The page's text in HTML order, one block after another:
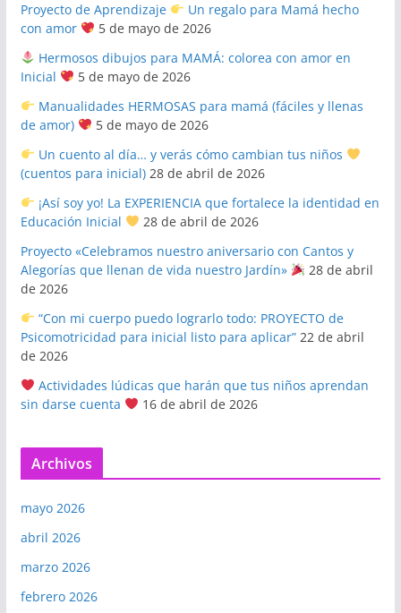
Proyecto de Aprendizaje
Un regalo para Mamá hecho
con amor
5 de mayo de 2026
Hermosos dibujos para MAMÁ: colorea con amor en
Inicial
5 de mayo de 2026
Manualidades HERMOSAS para mamá (fáciles y llenas
de amor)
5 de mayo de 2026
Un cuento al día… y verás cómo cambian tus niños
(cuentos para inicial) 28 de abril de 2026
¡Así soy yo! La EXPERIENCIA que fortalece la identidad en
Educación Inicial
28 de abril de 2026
Proyecto «Celebramos nuestro aniversario con Cantos y
Alegorías que llenan de vida nuestro Jardín»
28 de abril
de 2026
“Con mi cuerpo puedo lograrlo todo: PROYECTO de
Psicomotricidad para inicial listo para aplicar” 22 de abril
de 2026
Actividades lúdicas que harán que tus niños aprendan
sin darse cuenta
16 de abril de 2026
Archivos
mayo 2026
abril 2026
marzo 2026
febrero 2026